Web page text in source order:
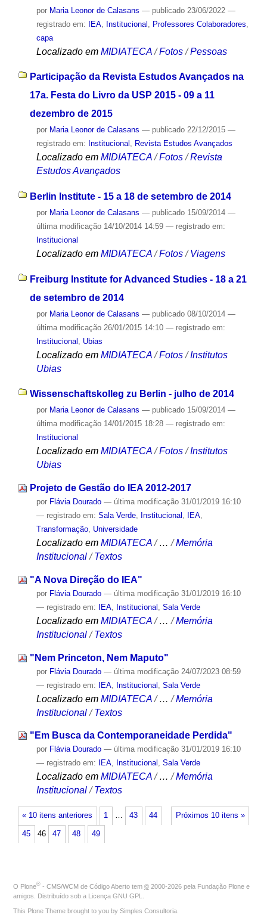
por Maria Leonor de Calasans — publicado23/06/2022 —
registrado em: IEA, Institucional Professores Colaboradores
capa
Localizado em MIDIATECA /Fotos /Pessoas
Participação da Revista Estudos Avançados na
17a. Festa do Livro da USP 2015 - 09 a 11
dezembro de 2015
por Maria Leonor de Calasans — publicado22/12/2015 —
registrado em: Institucional , Revista Estudos Avançados
Localizado em MIDIATECA /Fotos /Revista
Estudos Avançados
Berlin Institute - 15 a 18 de setembro de 2014
por Maria Leonor de Calasans — publicado15/09/2014 —
última modificação14/10/2014 14:59 — registrado em:
Institucional
Localizado em MIDIATECA /Fotos /Viagens
Freiburg Institute for Advanced Studies - 18 a 21
de setembro de 2014
por Maria Leonor de Calasans — publicado08/10/2014 —
última modificação26/01/2015 14:10 — registrado em:
Institucional
Ubias
Localizado em MIDIATECA /Fotos /Institutos
Ubias
Wissenschaftskolleg zu Berlin - julho de 2014
por Maria Leonor de Calasans — publicado15/09/2014 —
última modificação14/01/2015 18:28 — registrado em:
Institucional
Localizado em MIDIATECA /Fotos /Institutos
Ubias
Projeto de Gestão do IEA 2012-2017
por Flávia Dourado — última modificação31/01/2019 16:10
— registrado em: Sala Verde, Institucional , IEA,
Transformação, Universidade
Localizado em MIDIATECA /…/Memória
Institucional /Textos
"A Nova Direção do IEA"
por Flávia Dourado — última modificação31/01/2019 16:10
— registrado em:
IEA, Institucional Sala Verde
Localizado em MIDIATECA /…/Memória
Institucional /Textos
"Nem Princeton, Nem Maputo"
por Flávia Dourado — última modificação24/07/2023 08:59
— registrado em: IEA, Institucional Sala Verde
Localizado em MIDIATECA /…/Memória
Institucional /Textos
"Em Busca da Contemporaneidade Perdida"
por Flávia Dourado — última modificação31/01/2019 16:10
— registrado em:
IEA, Institucional , Sala Verde
Localizado em MIDIATECA /…/Memória
Institucional /Textos
« 10 itens anteriores Próximos 10 itens »
1 … 43 44
45 46 47 48 49
O Plone® - CMS/WCM de Código Aberto tem © 2000-2026 pela Fundação Plone e
amigos. Distribuído sob a Licença GNU GPL
This Plone Theme brought to you by Simples Consultoria